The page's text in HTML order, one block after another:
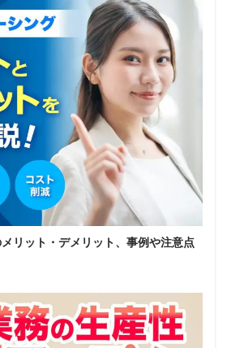
リット・デメリット、事例や注意点